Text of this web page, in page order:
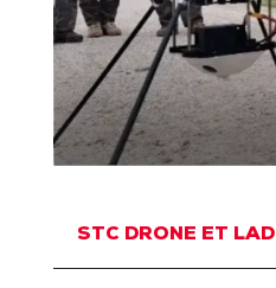
STC DRONE ET LAD